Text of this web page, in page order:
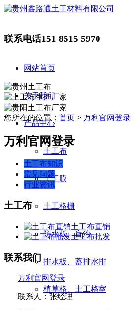
联系电话151 8515 5970
网站首页
关于我们
产品中心
土工布
土工膜
土工格栅
防水板、盲沟
排水板、蓄排水排
植草格、土工格室
您所在的位置： 首页 > 万利官网登录
万利官网登录
土工布知识
常见问题
行业资讯
土工布
土工布直销
土工布批发
联系我们
万利官网登录
联系人：张经理